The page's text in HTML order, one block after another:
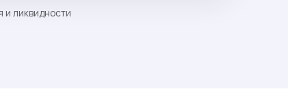
и ликвидности